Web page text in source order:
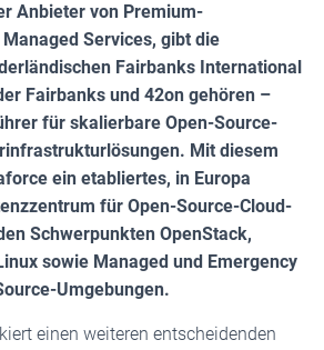
T
Anbieter von Premium-
Services, gibt die
Fairbanks International
Fairbanks und 42on gehören –
für skalierbare Open-Source-
Mit diesem
ein etabliertes, in Europa
für Open-Source-Cloud-
Schwerpunkten OpenStack,
sowie Managed und Emergency
Umgebungen.
einen weiteren entscheidenden